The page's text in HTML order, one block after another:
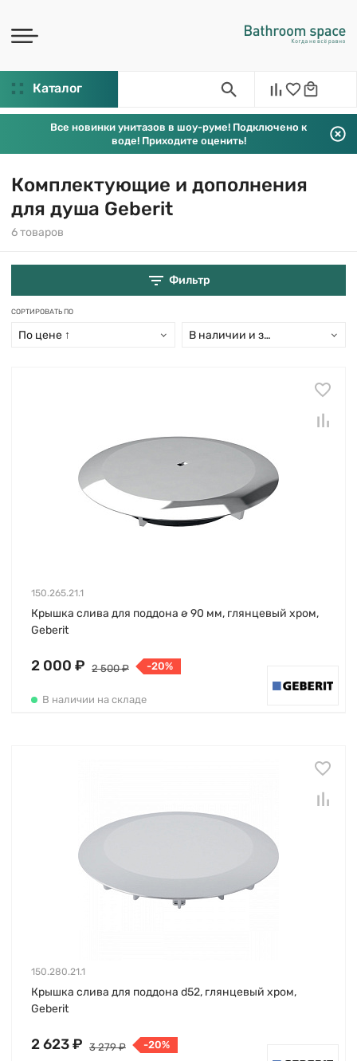
Каталог
Все новинки унитазов в шоу-руме! Подключено к
воде! Приходите оценить!
Комплектующие и дополнения
для душа Geberit
6 товаров
Фильтр
СОРТИРОВАТЬ ПО
По цене ↑ В наличии и заказ свыше 15 дн
150.265.21.1
Крышка слива для поддона ø 90 мм, глянцевый хром,
Geberit
2 000 ₽ 2 500 ₽ -20%
В наличии на складе
150.280.21.1
Крышка слива для поддона d52, глянцевый хром,
Geberit
2 623 ₽ 3 279 ₽ -20%